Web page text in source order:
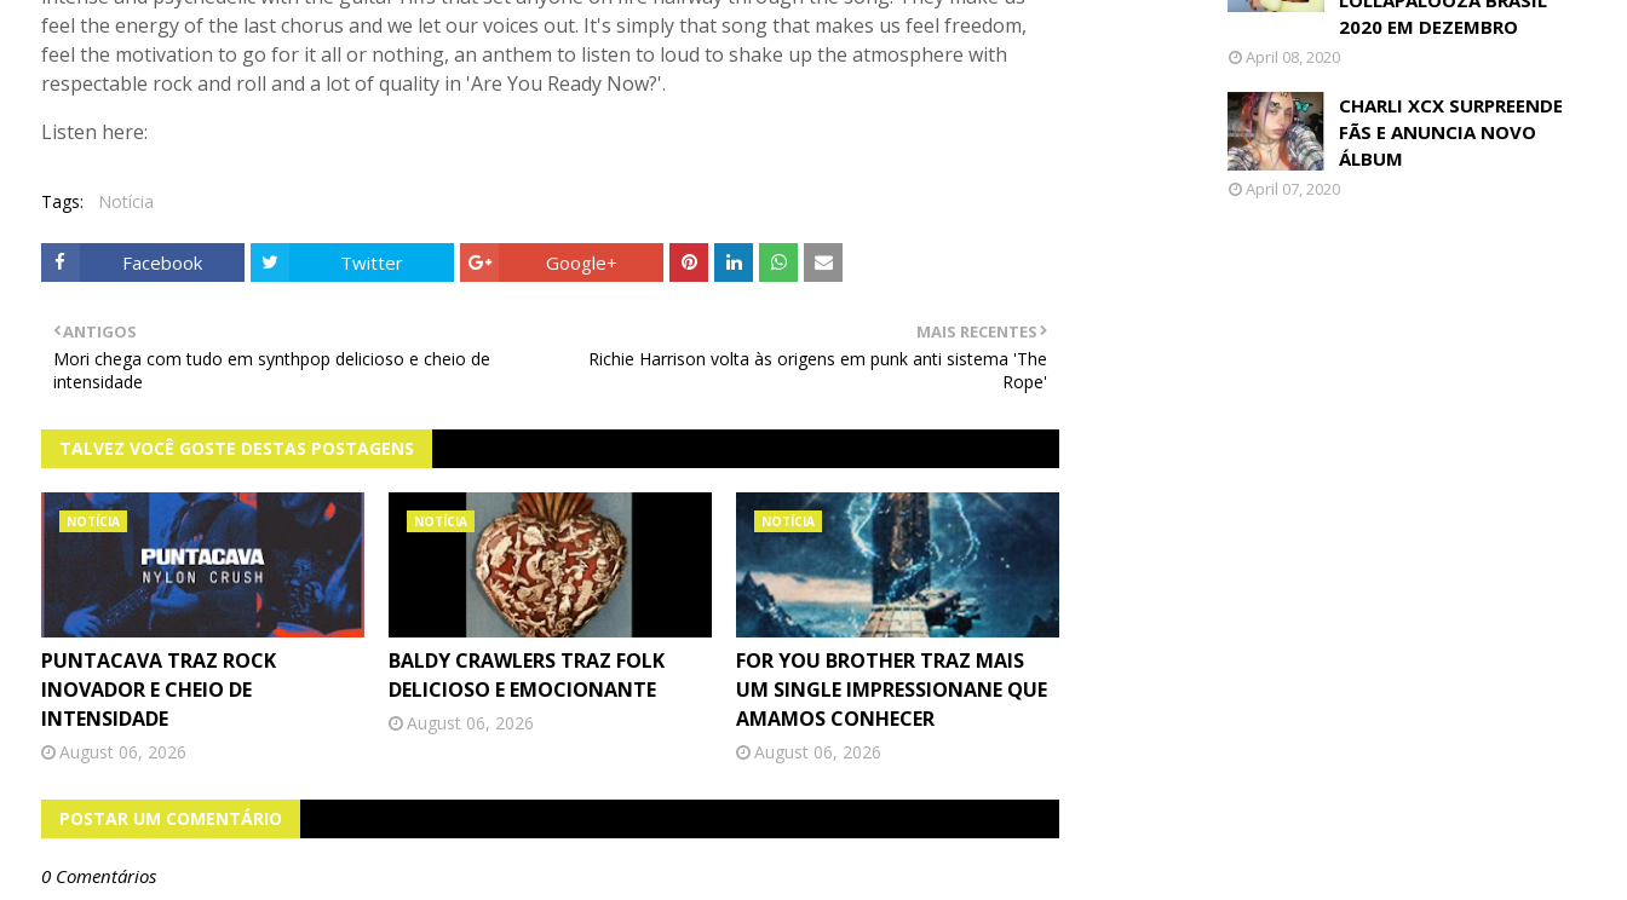
feel the energy of the last chorus and we let our voices out. It's simply that song that makes us feel freedom,
feel the motivation to go for it all or nothing, an anthem to listen to loud to shake up the atmosphere with
respectable rock and roll and a lot of quality in 'Are You Ready Now?'.
Listen here:
Tags: Notícia
Facebook Twitter Google+
MAIS RECENTES
Richie Harrison volta às origens em punk anti sistema 'The
Rope'
ANTIGOS
Mori chega com tudo em synthpop delicioso e cheio de
intensidade
TALVEZ VOCÊ GOSTE DESTAS POSTAGENS
NOTÍCIA
PUNTACAVA TRAZ ROCK
INOVADOR E CHEIO DE
INTENSIDADE
August 06, 2026
NOTÍCIA
BALDY CRAWLERS TRAZ FOLK
DELICIOSO E EMOCIONANTE
August 06, 2026
NOTÍCIA
FOR YOU BROTHER TRAZ MAIS
UM SINGLE IMPRESSIONANE QUE
AMAMOS CONHECER
August 06, 2026
POSTAR UM COMENTÁRIO
0 Comentários
2020 EM DEZEMBRO
April 08, 2020
CHARLI XCX SURPREENDE
FÃS E ANUNCIA NOVO
ÁLBUM
April 07, 2020